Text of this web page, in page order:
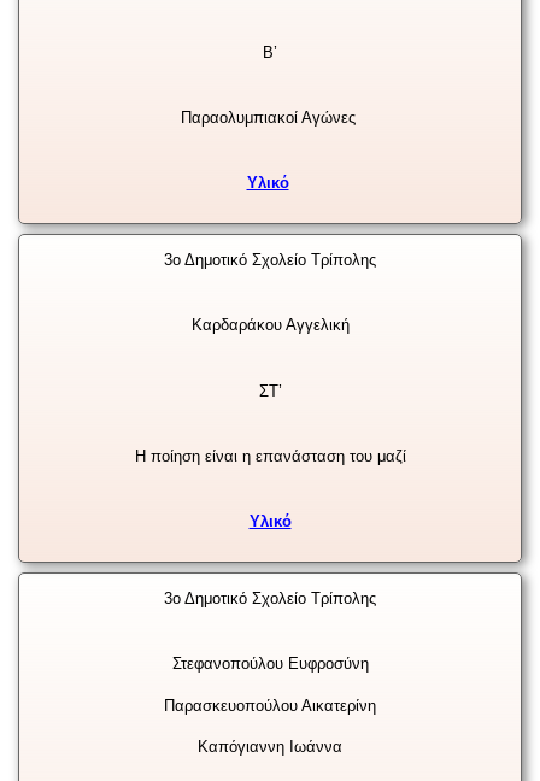
Β’
Παραολυμπιακοί Αγώνες
Υλικό
3ο Δημοτικό Σχολείο Τρίπολης
Καρδαράκου Αγγελική
ΣΤ’
Η ποίηση είναι η επανάσταση του μαζί
Υλικό
3ο Δημοτικό Σχολείο Τρίπολης
Στεφανοπούλου Ευφροσύνη
Παρασκευοπούλου Αικατερίνη
Καπόγιαννη Ιωάννα